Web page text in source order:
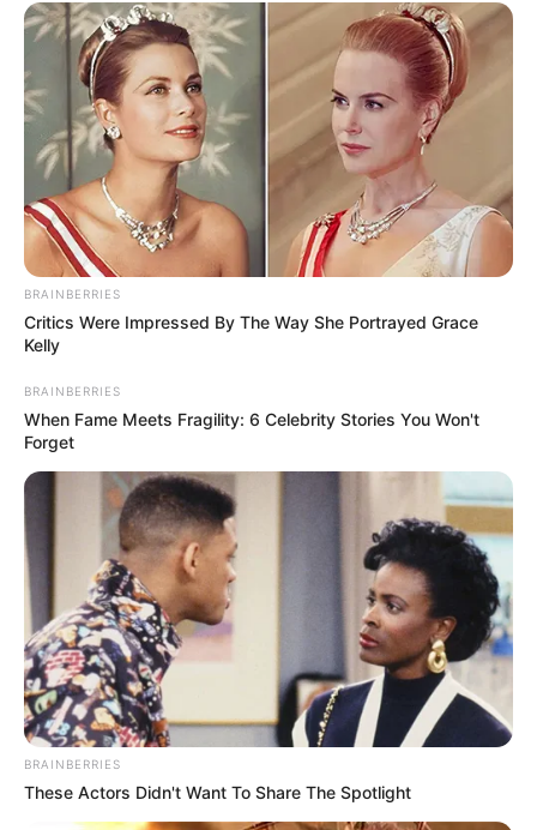
BRAINBERRIES
Critics Were Impressed By The Way She Portrayed Grace
Kelly
BRAINBERRIES
When Fame Meets Fragility: 6 Celebrity Stories You Won't
Forget
BRAINBERRIES
These Actors Didn't Want To Share The Spotlight